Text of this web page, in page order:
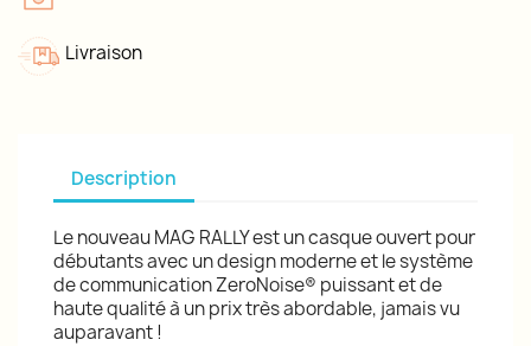
Livraison
Description
Le nouveau MAG RALLY est un casque ouvert pour
débutants avec un design moderne et le système
de communication ZeroNoise® puissant et de
haute qualité à un prix très abordable, jamais vu
auparavant !